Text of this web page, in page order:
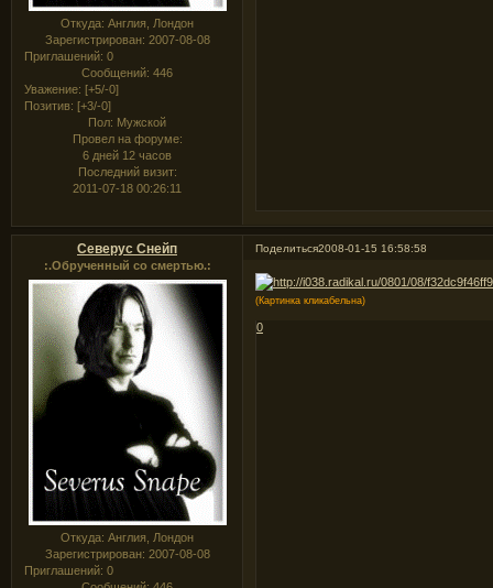
Откуда: Англия, Лондон
Зарегистрирован: 2007-08-08
Приглашений: 0
Сообщений: 446
Уважение: [+5/-0]
Позитив: [+3/-0]
Пол: Мужской
Провел на форуме:
6 дней 12 часов
Последний визит:
2011-07-18 00:26:11
Поделиться2008-01-15 16:58:58
Северус Снейп
:.Обрученный со смертью.:
Откуда: Англия, Лондон
Зарегистрирован: 2007-08-08
Приглашений: 0
(Картинка кликабельна)
0